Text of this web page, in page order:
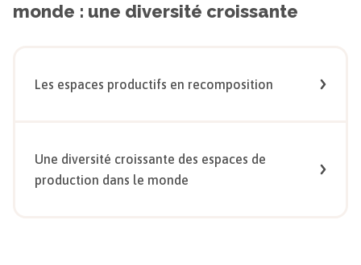
monde : une diversité croissante
Les espaces productifs en recomposition
Une diversité croissante des espaces de
production dans le monde